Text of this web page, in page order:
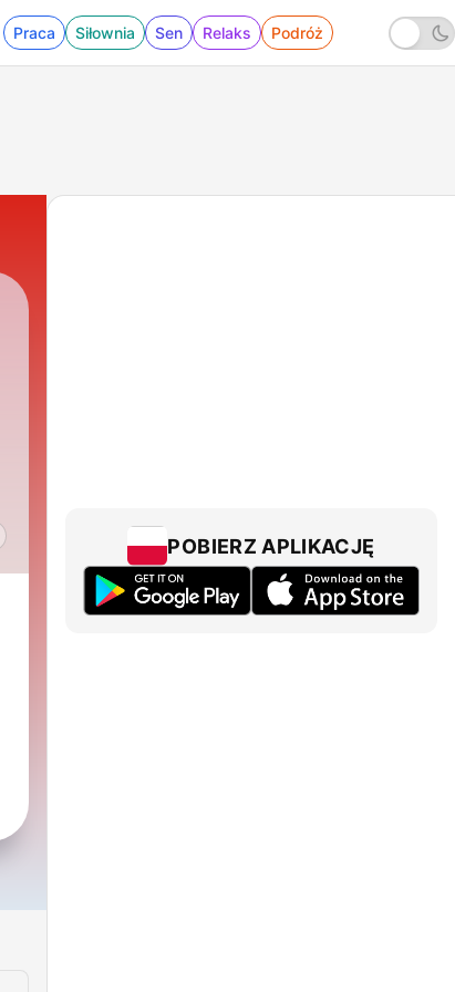
Praca Siłownia Sen Relaks Podróż
POBIERZ APLIKACJĘ